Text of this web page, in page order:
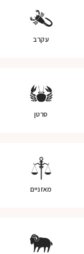
עקרב
סרטן
מאזניים